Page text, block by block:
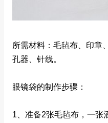
所需材料：毛毡布、印章
孔器、针线。
眼镜袋的制作步骤：
1、准备2张毛毡布，一张